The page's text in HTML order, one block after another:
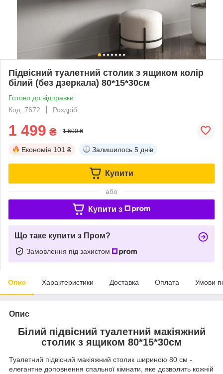
Підвісний туалетний столик з ящиком колір
білий (без дзеркала) 80*15*30см
Готово до відправки
Код: 7672
Роздріб
1 499 ₴ 1 600 ₴
Економія 101 ₴ Залишилось 5 днів
Купити
або
Купити з
Що таке купити з Пром?
Замовлення під захистом
Опис Характеристики Доставка Оплата Умови
Опис
Білий підвісний туалетний макіяжний
столик з ящиком 80*15*30см
Туалетний підвісний макіяжний столик шириною 80 см -
елегантне доповнення спальної кімнати, яке дозволить кожній